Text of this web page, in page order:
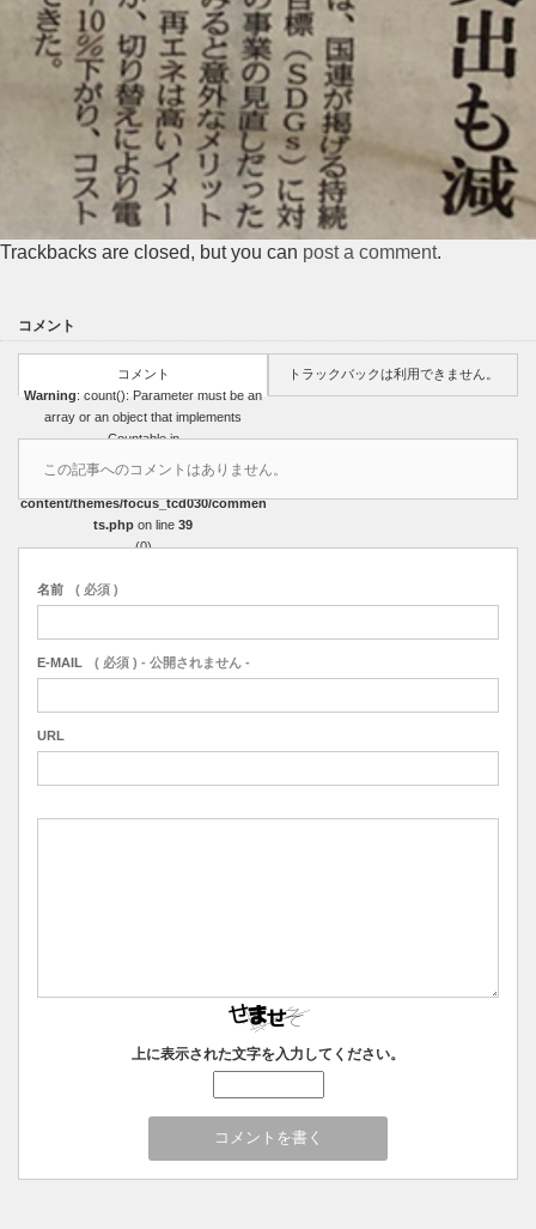
Trackbacks are closed, but you can post a comment.
コメント
コメント
Warning: count(): Parameter must be an
array or an object that implements
Countable in
/home/r3751327/public_html/sasakicoat
ing.com/wp-
content/themes/focus_tcd030/commen
ts.php on line 39
(0)
トラックバックは利用できません。
この記事へのコメントはありません。
名前 ( 必須 )
E-MAIL ( 必須 ) - 公開されません -
URL
上に表示された文字を入力してください。